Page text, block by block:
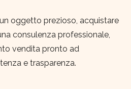
oggetto prezioso, acquistare
consulenza professionale,
vendita pronto ad
e trasparenza.